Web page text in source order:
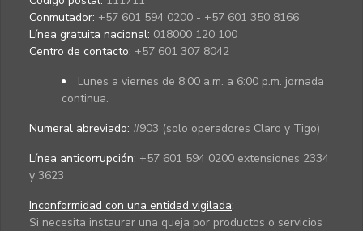
Conmutador: +57 601 594 0200 - +57 601 350 8166
Línea gratuita nacional: 018000 120 100
Centro de contacto: +57 601 307 8042
Lunes a viernes de 8:00 a.m. a 6:00 p.m. jornada
continua.
Numeral abreviado: #903 (solo operadores Claro y Tigo)
Línea anticorrupción: +57 601 594 0200 extensiones 2334
y 3623
Inconformidad con una entidad vigilada:
Si necesita instaurar una queja por productos o servicios